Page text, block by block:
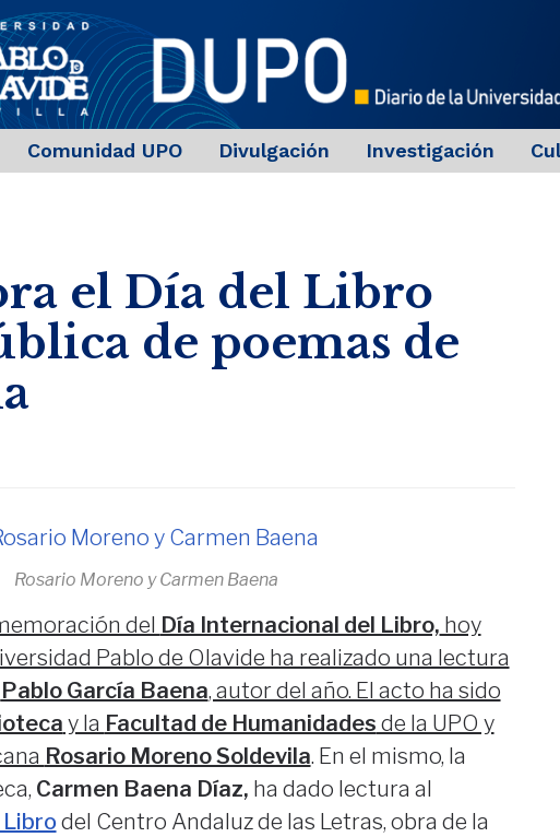
Comunidad UPO Divulgación Investigación
el Día del Libro
de poemas de
Rosario Moreno y Carmen Baena
del Día Internacional del Libro, hoy
Pablo de Olavide ha realizado una lectura
Pablo García Baena, autor del año. El acto ha sido
y la Facultad de Humanidades de la UPO y
Rosario Moreno Soldevila. En el mismo, la
Carmen Baena Díaz, ha dado lectura al
del Centro Andaluz de las Letras, obra de la